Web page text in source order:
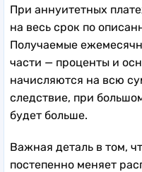
При аннуитетных
на весь срок по
Получаемые
части — проценты и
начисляются на всю
следствие, при
будет больше.
Важная деталь в том,
постепенно меняет